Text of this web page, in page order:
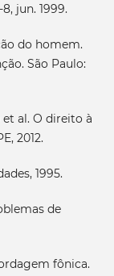
jun. 1999.
do homem.
São Paulo:
et al. O direito à
2012.
1995.
de
fônica.